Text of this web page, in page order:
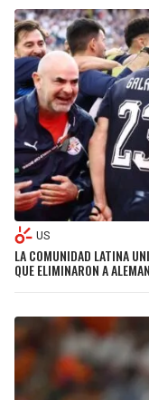
US
LA COMUNIDAD LATINA
QUE ELIMINARON A